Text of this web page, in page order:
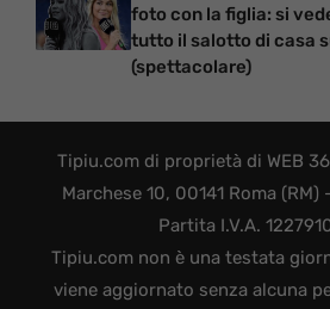
foto con la figlia: si
tutto il salotto di casa
(spettacolare)
Tipiu.com di proprietà di WEB
Marchese 10, 00141 Roma
Partita I.V.A.
Tipiu.com non è una testata
viene aggiornato senza alcuna